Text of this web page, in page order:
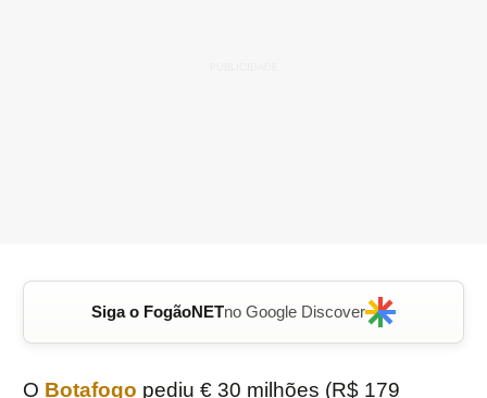
Siga o FogãoNETno Google Discover
O Botafogo pediu € 30 milhões (R$ 179